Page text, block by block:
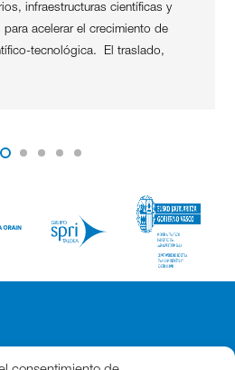
infraestructuras científicas y
acelerar el crecimiento de
tecnológica. El traslado,